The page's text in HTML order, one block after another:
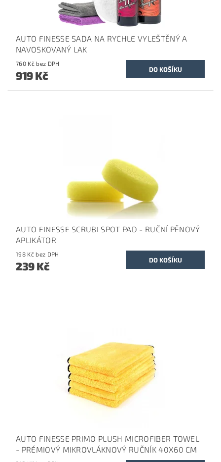
AUTO FINESSE SADA NA RYCHLE VYLEŠTĚNÝ A
NAVOSKOVANÝ LAK
760 Kč bez DPH
919 Kč
AUTO FINESSE SCRUBI SPOT PAD - RUČNÍ PĚNOVÝ
APLIKÁTOR
198 Kč bez DPH
239 Kč
AUTO FINESSE PRIMO PLUSH MICROFIBER TOWEL
- PRÉMIOVÝ MIKROVLÁKNOVÝ RUČNÍK 40X60 CM